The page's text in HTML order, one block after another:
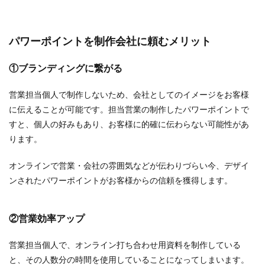
パワーポイントを制作会社に頼むメリット
①ブランディングに繋がる
営業担当個人で制作しないため、会社としてのイメージをお客様
に伝えることが可能です。担当営業の制作したパワーポイントで
すと、個人の好みもあり、お客様に的確に伝わらない可能性があ
ります。
オンラインで営業・会社の雰囲気などが伝わりづらい今、デザイ
ンされたパワーポイントがお客様からの信頼を獲得します。
②営業効率アップ
営業担当個人で、オンライン打ち合わせ用資料を制作している
と、その人数分の時間を使用していることになってしまいます。